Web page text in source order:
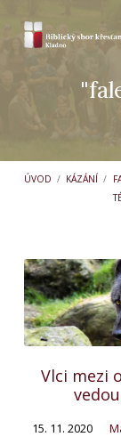
ÚVOD / KÁZÁNÍ /
"falešné
učení"
Tagged
Kázání
Vlci mezi
15. 11. 2020